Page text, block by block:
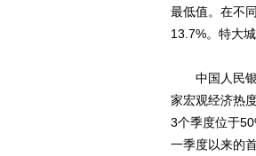
最低值。在不
13.7%。特大
中国人民银
家宏观经济热
3个季度位于
一季度以来的